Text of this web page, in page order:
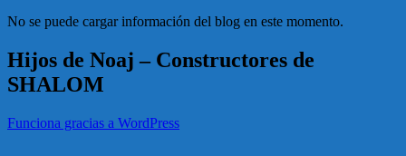
No se puede cargar información del blog en este momento.
Hijos de Noaj – Constructores de
SHALOM
Funciona gracias a WordPress